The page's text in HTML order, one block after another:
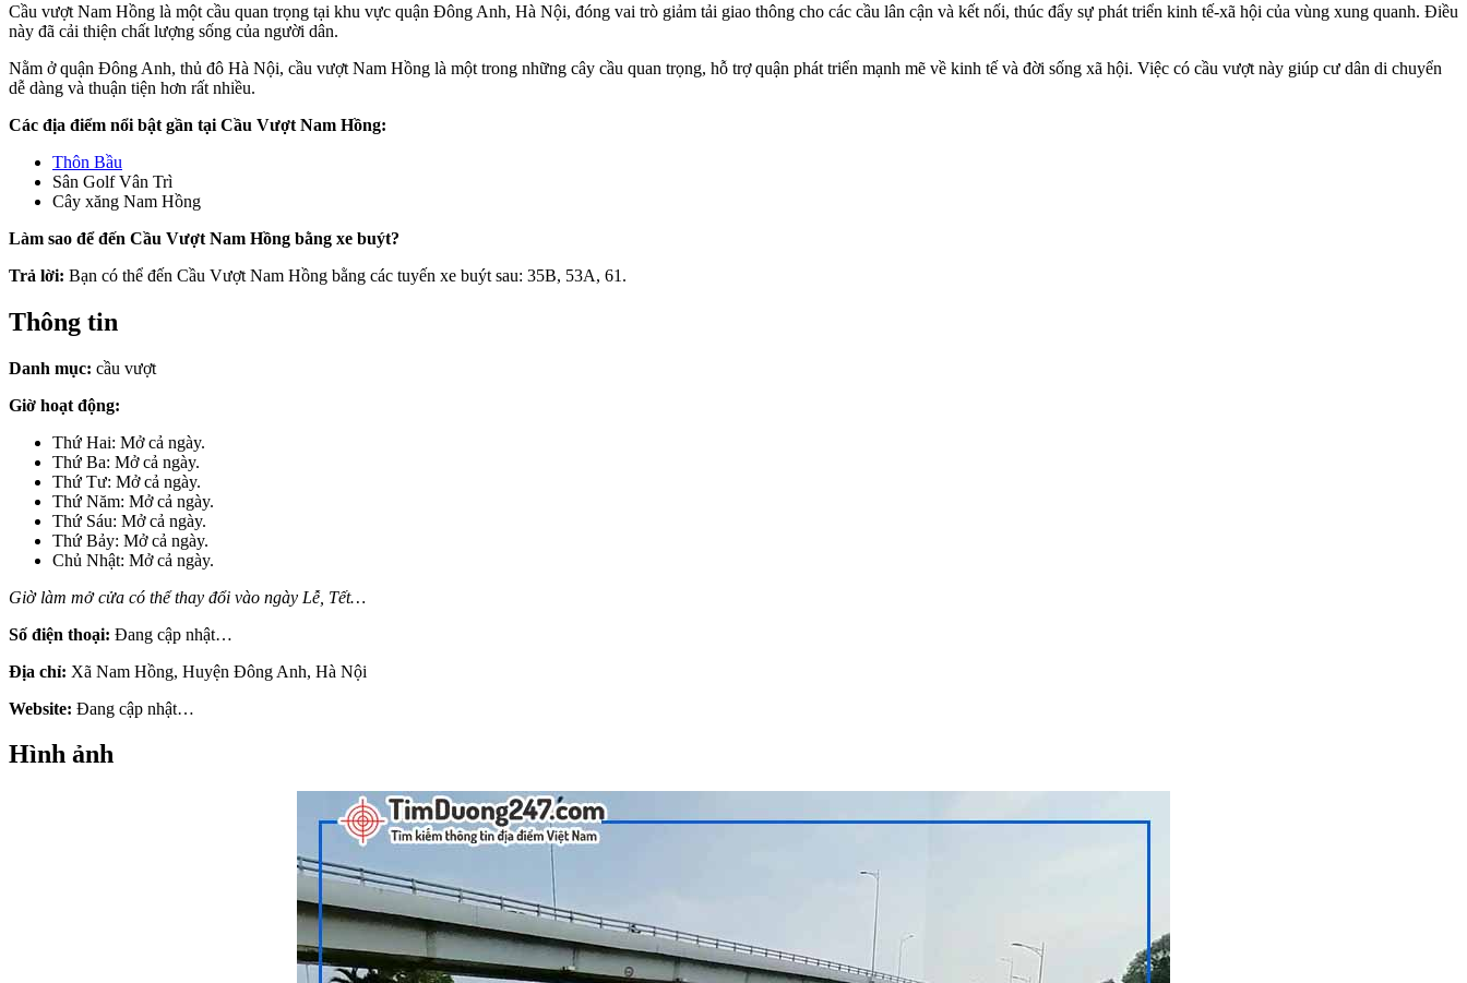
Cầu vượt Nam Hồng là một cầu quan trọng tại khu vực quận Đông Anh, Hà Nội, đóng vai trò giảm tải giao thông cho các cầu lân cận và kết nối, thúc đẩy sự phát triển kinh tế-xã hội của vùng xung quanh. Điều
này đã cải thiện chất lượng sống của người dân.
Nằm ở quận Đông Anh, thủ đô Hà Nội, cầu vượt Nam Hồng là một trong những cây cầu quan trọng, hỗ trợ quận phát triển mạnh mẽ về kinh tế và đời sống xã hội. Việc có cầu vượt này giúp cư dân di chuyển
dễ dàng và thuận tiện hơn rất nhiều.
Các địa điểm nổi bật gần tại Cầu Vượt Nam Hồng:
Thôn Bầu
Sân Golf Vân Trì
Cây xăng Nam Hồng
Làm sao để đến Cầu Vượt Nam Hồng bằng xe buýt?
Trả lời: Bạn có thể đến Cầu Vượt Nam Hồng bằng các tuyến xe buýt sau: 35B, 53A, 61.
Thông tin
Danh mục: cầu vượt
Giờ hoạt động:
Thứ Hai: Mở cả ngày.
Thứ Ba: Mở cả ngày.
Thứ Tư: Mở cả ngày.
Thứ Năm: Mở cả ngày.
Thứ Sáu: Mở cả ngày.
Thứ Bảy: Mở cả ngày.
Chủ Nhật: Mở cả ngày.
Giờ làm mở cửa có thể thay đổi vào ngày Lễ, Tết…
Số điện thoại: Đang cập nhật…
Địa chỉ: Xã Nam Hồng, Huyện Đông Anh, Hà Nội
Website: Đang cập nhật…
Hình ảnh